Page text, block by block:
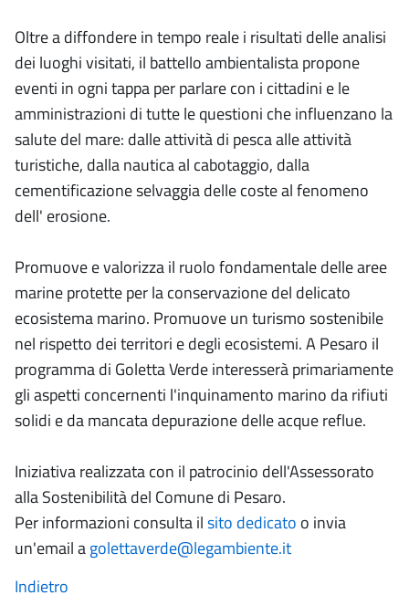
Oltre a diffondere in tempo reale i risultati delle analisi
dei luoghi visitati, il battello ambientalista propone
eventi in ogni tappa per parlare con i cittadini e le
amministrazioni di tutte le questioni che influenzano la
salute del mare: dalle attività di pesca alle attività
turistiche, dalla nautica al cabotaggio, dalla
cementificazione selvaggia delle coste al fenomeno
dell' erosione.
Promuove e valorizza il ruolo fondamentale delle aree
marine protette per la conservazione del delicato
ecosistema marino. Promuove un turismo sostenibile
nel rispetto dei territori e degli ecosistemi. A Pesaro il
programma di Goletta Verde interesserà primariamente
gli aspetti concernenti l'inquinamento marino da rifiuti
solidi e da mancata depurazione delle acque reflue.
Iniziativa realizzata con il patrocinio dell'Assessorato
alla Sostenibilità del Comune di Pesaro.
Per informazioni consulta ilsito dedicato o invia
un'email agolettaverde@legambiente.it
Indietro